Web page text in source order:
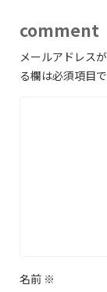
comment
メールアドレス
る欄は必須項目
名前 ※